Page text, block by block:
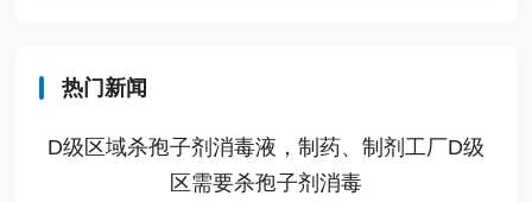
热门新闻
D级区域杀孢子剂消毒液，制药、制剂工厂D级
区需要杀孢子剂消毒